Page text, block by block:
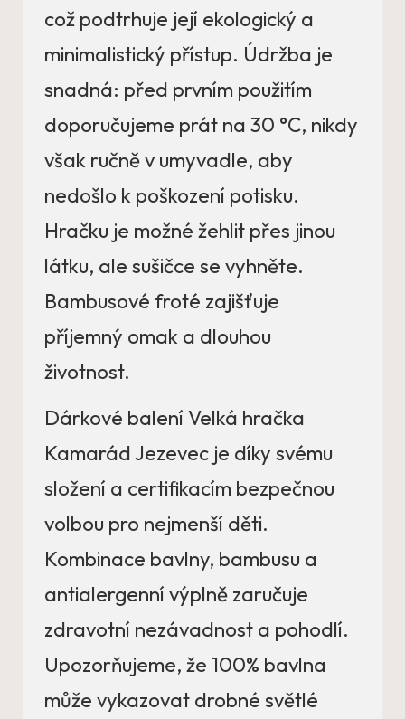
což podtrhuje její ekologický a
minimalistický přístup. Údržba je
snadná: před prvním použitím
doporučujeme prát na 30 °C, nikdy
však ručně v umyvadle, aby
nedošlo k poškození potisku.
Hračku je možné žehlit přes jinou
látku, ale sušičce se vyhněte.
Bambusové froté zajišťuje
příjemný omak a dlouhou
životnost.
Dárkové balení Velká hračka
Kamarád Jezevec je díky svému
složení a certifikacím bezpečnou
volbou pro nejmenší děti.
Kombinace bavlny, bambusu a
antialergenní výplně zaručuje
zdravotní nezávadnost a pohodlí.
Upozorňujeme, že 100% bavlna
může vykazovat drobné světlé